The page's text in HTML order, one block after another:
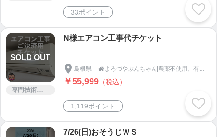
33ポイント
SOLD OUT
専門技術サービス
N様エアコン工事代チケット
島根県 
￥55,999 （税込）
1,119ポイント
7/26(日)おそうじＷＳ